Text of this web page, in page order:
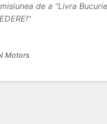
de a “Livra
Motors